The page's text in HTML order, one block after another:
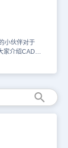
小伙伴对于
家介绍CAD标
操作步骤：首先
符号标注] → [索
与【引出标
“剖切索引”两
辑好标注内容
的位置<退出